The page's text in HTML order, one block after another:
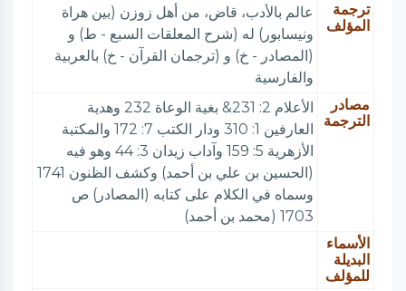
ترجمة
المؤلف
عالم بالأدب، قاض، من أهل زوزن (بين هراة
ونيسابور) له (شرح المعلقات السبع - ط) و
(المصادر - خ) و (ترجمان القرآن - خ) بالعربية
والفارسية
مصادر
الترجمة
الأعلام 2: 231& بغية الوعاة 232 وهدية
العارفين 1: 310 ودار الكتب 7: 172 والمكتبة
الأزهرية 5: 159 وآداب زيدان 3: 44 وهو فيه
(الحسين بن علي بن أحمد) وكشف الظنون 1741
وسماه في الكلام على كتابه (المصادر) ص
1703 (محمد بن أحمد)
الأسماء
البديلة
للمؤلف